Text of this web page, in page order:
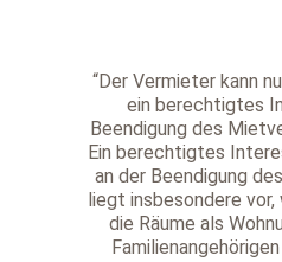
“Der Vermieter kann
ein berechtigtes
Beendigung des
Ein berechtigtes
an der Beendigung
liegt insbesondere
die Räume als